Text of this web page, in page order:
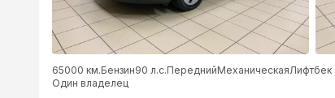
65000 км.Бензин90 л.с.ПереднийМеханическаяЛифтбек
Один владелец